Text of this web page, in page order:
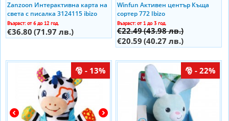
Zanzoon Интерактивна карта на
света с писалка 3124115 ibizo
Възраст: от 6 до 12 год.
€36.80 (71.97 лв.)
Winfun Активен център Къща
сортер 772 Ibizo
Възраст: от 1 до 3 год.
€22.49(43.98 лв.)
€20.59 (40.27 лв.)
- 13% - 22%